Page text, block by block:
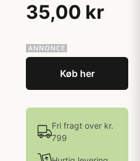
35,00 kr
Køb her
Fri fragt over kr.
799